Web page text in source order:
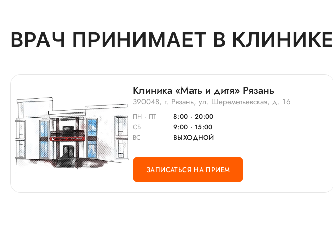
первый раз, посещаю ее 2 года.
ВРАЧ ПРИНИМАЕТ В КЛИНИКЕ
Клиника «Мать и дитя» Рязань
390048, г. Рязань, ул. Шереметьевская, д. 16
ПН - ПТ
8:00 - 20:00
СБ
9:00 - 15:00
ВС
ВЫХОДНОЙ
ЗАПИСАТЬСЯ НА ПРИЕМ